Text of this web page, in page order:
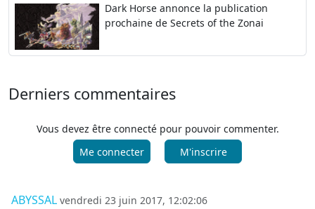
Dark Horse annonce la publication
prochaine de Secrets of the Zonai
Derniers commentaires
Vous devez être connecté pour pouvoir commenter.
Me connecter
M'inscrire
ABYSSAL vendredi 23 juin 2017, 12:02:06